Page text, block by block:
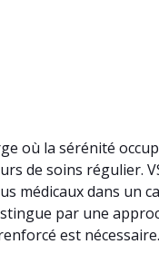
où la sérénité
de soins régulier.
médicaux dans un
par une
est